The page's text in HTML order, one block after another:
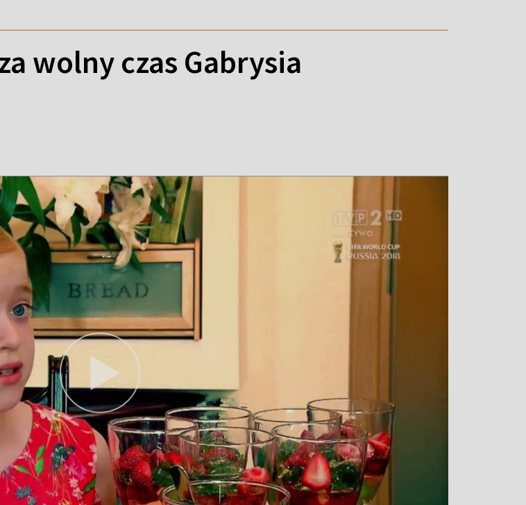
wolny czas Gabrysia